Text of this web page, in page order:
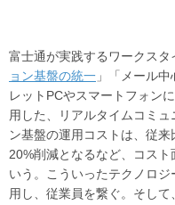
富士通が実践するワークスタ
ョン基盤の統一 」「メール
レットPCやスマートフォン
用した、リアルタイムコミ
ン基盤の運用コストは、従
20%削減となるなど、コス
いう。こういったテクノロ
用し、従業員を繋ぐ。そし